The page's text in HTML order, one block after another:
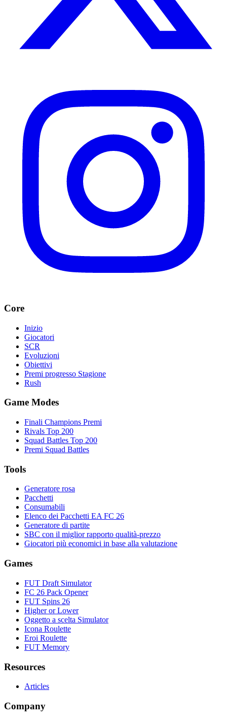
Core
Inizio
Giocatori
SCR
Evoluzioni
Obiettivi
Premi progresso Stagione
Rush
Game Modes
Finali Champions Premi
Rivals Top 200
Squad Battles Top 200
Premi Squad Battles
Tools
Generatore rosa
Pacchetti
Consumabili
Elenco dei Pacchetti EA FC 26
Generatore di partite
SBC con il miglior rapporto qualità-prezzo
Giocatori più economici in base alla valutazione
Games
FUT Draft Simulator
FC 26 Pack Opener
FUT Spins 26
Higher or Lower
Oggetto a scelta Simulator
Icona Roulette
Eroi Roulette
FUT Memory
Resources
Articles
Company